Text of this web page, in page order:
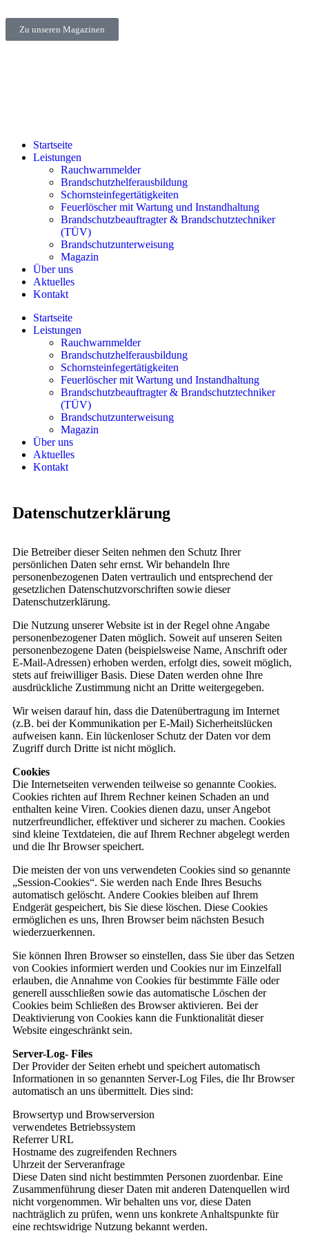
Zu unseren Magazinen
Startseite
Leistungen
Rauchwarnmelder
Brandschutzhelferausbildung
Schornsteinfegertätigkeiten
Feuerlöscher mit Wartung und Instandhaltung
Brandschutzbeauftragter & Brandschutztechniker
(TÜV)
Brandschutzunterweisung
Magazin
Über uns
Aktuelles
Kontakt
Startseite
Leistungen
Rauchwarnmelder
Brandschutzhelferausbildung
Schornsteinfegertätigkeiten
Feuerlöscher mit Wartung und Instandhaltung
Brandschutzbeauftragter & Brandschutztechniker
(TÜV)
Brandschutzunterweisung
Magazin
Über uns
Aktuelles
Kontakt
Datenschutzerklärung
Die Betreiber dieser Seiten nehmen den Schutz Ihrer
persönlichen Daten sehr ernst. Wir behandeln Ihre
personenbezogenen Daten vertraulich und entsprechend der
gesetzlichen Datenschutzvorschriften sowie dieser
Datenschutzerklärung.
Die Nutzung unserer Website ist in der Regel ohne Angabe
personenbezogener Daten möglich. Soweit auf unseren Seiten
personenbezogene Daten (beispielsweise Name, Anschrift oder
E-Mail-Adressen) erhoben werden, erfolgt dies, soweit möglich,
stets auf freiwilliger Basis. Diese Daten werden ohne Ihre
ausdrückliche Zustimmung nicht an Dritte weitergegeben.
Wir weisen darauf hin, dass die Datenübertragung im Internet
(z.B. bei der Kommunikation per E-Mail) Sicherheitslücken
aufweisen kann. Ein lückenloser Schutz der Daten vor dem
Zugriff durch Dritte ist nicht möglich.
Cookies
Die Internetseiten verwenden teilweise so genannte Cookies.
Cookies richten auf Ihrem Rechner keinen Schaden an und
enthalten keine Viren. Cookies dienen dazu, unser Angebot
nutzerfreundlicher, effektiver und sicherer zu machen. Cookies
sind kleine Textdateien, die auf Ihrem Rechner abgelegt werden
und die Ihr Browser speichert.
Die meisten der von uns verwendeten Cookies sind so genannte
„Session-Cookies“. Sie werden nach Ende Ihres Besuchs
automatisch gelöscht. Andere Cookies bleiben auf Ihrem
Endgerät gespeichert, bis Sie diese löschen. Diese Cookies
ermöglichen es uns, Ihren Browser beim nächsten Besuch
wiederzuerkennen.
Sie können Ihren Browser so einstellen, dass Sie über das Setzen
von Cookies informiert werden und Cookies nur im Einzelfall
erlauben, die Annahme von Cookies für bestimmte Fälle oder
generell ausschließen sowie das automatische Löschen der
Cookies beim Schließen des Browser aktivieren. Bei der
Deaktivierung von Cookies kann die Funktionalität dieser
Website eingeschränkt sein.
Server-Log- Files
Der Provider der Seiten erhebt und speichert automatisch
Informationen in so genannten Server-Log Files, die Ihr Browser
automatisch an uns übermittelt. Dies sind:
Browsertyp und Browserversion
verwendetes Betriebssystem
Referrer URL
Hostname des zugreifenden Rechners
Uhrzeit der Serveranfrage
Diese Daten sind nicht bestimmten Personen zuordenbar. Eine
Zusammenführung dieser Daten mit anderen Datenquellen wird
nicht vorgenommen. Wir behalten uns vor, diese Daten
nachträglich zu prüfen, wenn uns konkrete Anhaltspunkte für
eine rechtswidrige Nutzung bekannt werden.